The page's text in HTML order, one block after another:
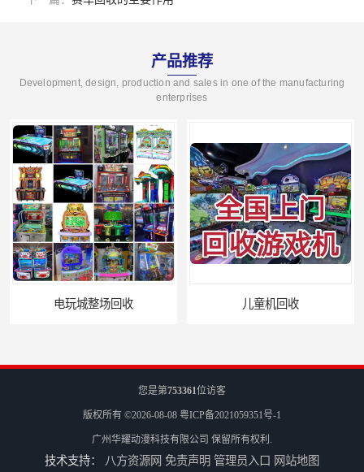
产品推荐
Development, design, production and sales in one of the manufacturing
enterprises
儿童机回收
您是第753361位访客
版权所有 ©2026-08-08 粤ICP备2021059351号-1
广州华耀动漫科技有限公司 保留所有权利.
技术支持： 八方资源网 免责声明 管理员入口 网站地图